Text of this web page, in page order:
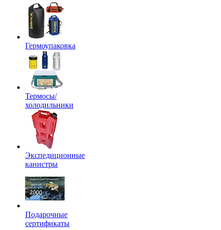
Гермоупаковка
Термосы/
холодильники
Экспедиционные
канистры
Подарочные
сертификаты